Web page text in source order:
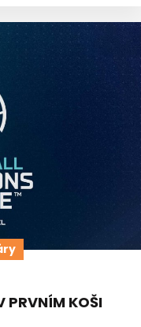
PRVNÍM KOŠI